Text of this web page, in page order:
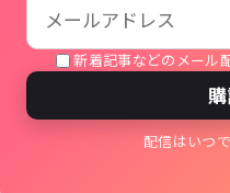
新着記事などのメール
配信はいつ